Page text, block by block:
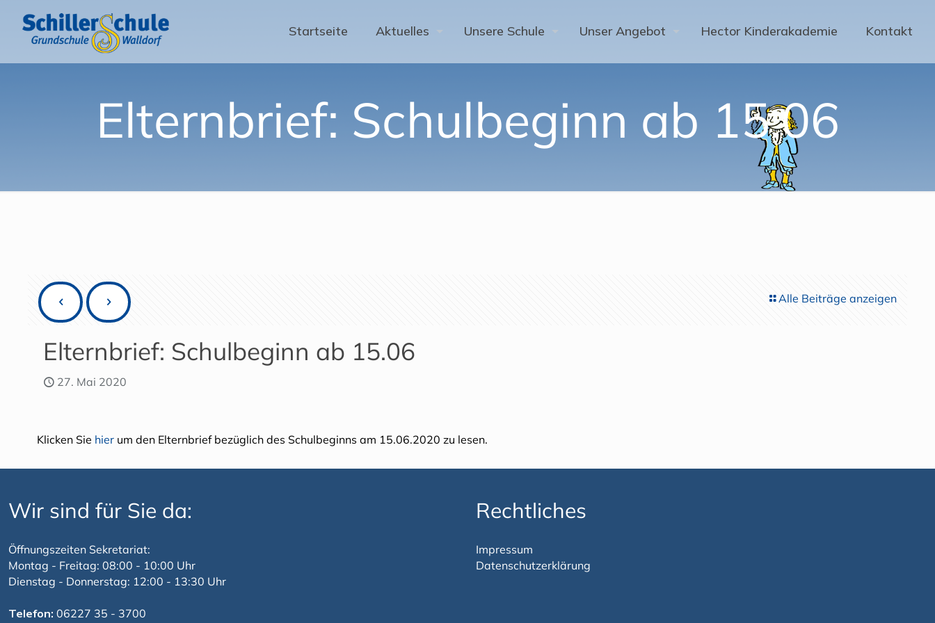
Startseite Aktuelles Unsere Schule Unser Angebot Hector Kinderakademie Kontakt
Elternbrief: Schulbeginn ab 15.06
Alle Beiträge anzeigen
Elternbrief: Schulbeginn ab 15.06
27. Mai 2020
Klicken Sie hierum den Elternbrief bezüglich des Schulbeginns am 15.06.2020 zu lesen.
Wir sind für Sie da:
Öffnungszeiten Sekretariat:
Montag - Freitag: 08:00 - 10:00 Uhr
Dienstag - Donnerstag: 12:00 - 13:30 Uhr
Telefon: 06227 35 - 3700
Rechtliches
Impressum
Datenschutzerklärung